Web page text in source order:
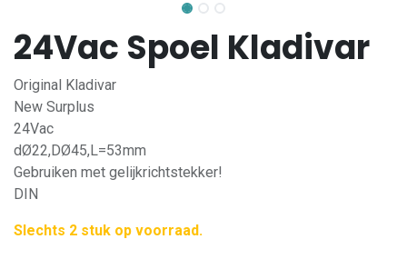
24Vac Spoel Kladivar
Original Kladivar
New Surplus
24Vac
dØ22,DØ45,L=53mm
Gebruiken met gelijkrichtstekker!
DIN
Slechts 2 stuk op voorraad.